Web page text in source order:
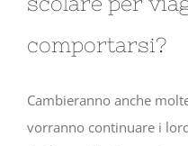
comportarsi?
Cambieranno anche
vorranno continuare i